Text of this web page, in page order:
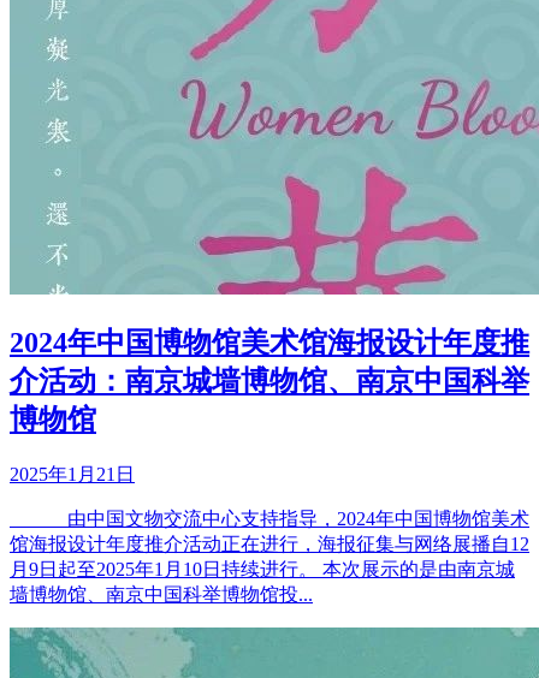
2024年中国博物馆美术馆海报设计年度推
介活动：南京城墙博物馆、南京中国科举
博物馆
2025年1月21日
由中国文物交流中心支持指导，2024年中国博物馆美术
馆海报设计年度推介活动正在进行，海报征集与网络展播自12
月9日起至2025年1月10日持续进行。 本次展示的是由南京城
墙博物馆、南京中国科举博物馆投...